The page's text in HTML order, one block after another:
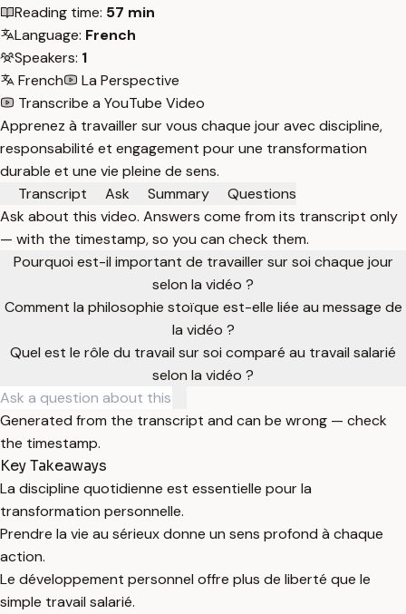
Reading time: 57 min
Language: French
Speakers: 1
French
La Perspective
Transcribe a YouTube Video
Apprenez à travailler sur vous chaque jour avec discipline,
responsabilité et engagement pour une transformation
durable et une vie pleine de sens.
Transcript
Ask Summary
Questions
Ask about this video. Answers come from its transcript only
— with the timestamp, so you can check them.
Pourquoi est-il important de travailler sur soi chaque jour
selon la vidéo ?
Comment la philosophie stoïque est-elle liée au message de
la vidéo ?
Quel est le rôle du travail sur soi comparé au travail salarié
selon la vidéo ?
Generated from the transcript and can be wrong — check
the timestamp.
Key Takeaways
La discipline quotidienne est essentielle pour la
transformation personnelle.
Prendre la vie au sérieux donne un sens profond à chaque
action.
Le développement personnel offre plus de liberté que le
simple travail salarié.